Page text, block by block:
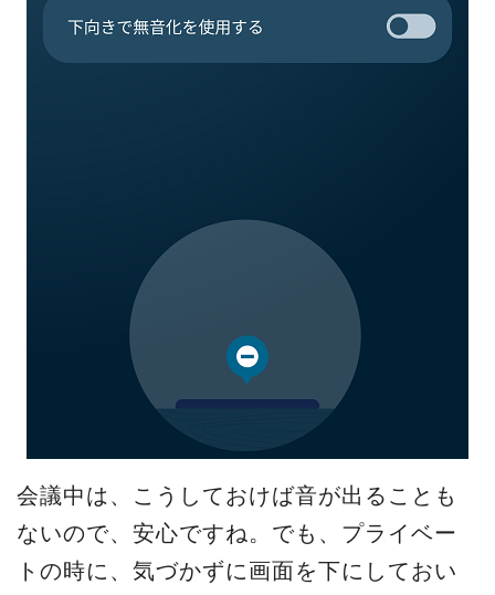
会議中は、こうしておけば音が出ることも
ないので、安心ですね。でも、プライベー
トの時に、気づかずに画面を下にしておい